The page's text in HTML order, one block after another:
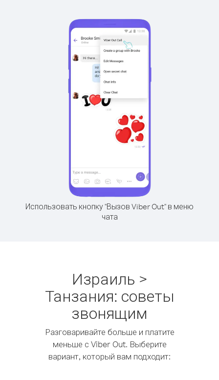
Использовать кнопку "Вызов Viber Out" в меню
чата
Израиль >
Танзания: советы
звонящим
Разговаривайте больше и платите
меньше с Viber Out. Выберите
вариант, который вам подходит: